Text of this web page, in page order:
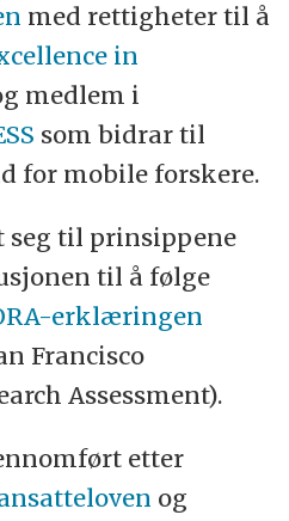
med rettigheter til å
in
medlem i
som bidrar til
for mobile forskere.
seg til prinsippene
til å følge
erklæringen
Francisco
Assessment).
etter
og